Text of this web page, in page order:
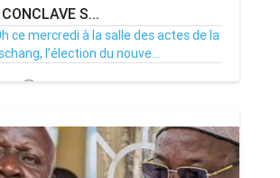
S...
ce mercredi à la salle des actes de la
l’élection du nouve...
Par MenouActu 0